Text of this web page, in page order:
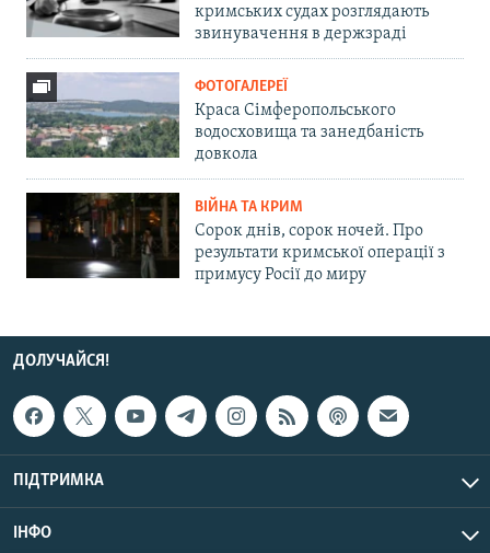
кримських судах розглядають
звинувачення в держзраді
ФОТОГАЛЕРЕЇ
Краса Сімферопольського
водосховища та занедбаність
довкола
ВІЙНА ТА КРИМ
Сорок днів, сорок ночей. Про
результати кримської операції з
примусу Росії до миру
ДОЛУЧАЙСЯ!
ПІДТРИМКА
ІНФО